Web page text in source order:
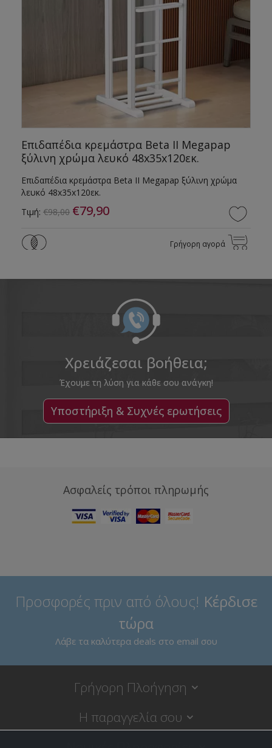
Επιδαπέδια κρεμάστρα Beta II Megapap
ξύλινη χρώμα λευκό 48x35x120εκ.
Επιδαπέδια κρεμάστρα Beta II Megapap ξύλινη χρώμα
λευκό 48x35x120εκ.
Τιμή: €98,00 €79,90
Γρήγορη αγορά
Χρειάζεσαι βοήθεια;
Έχουμε τη λύση για κάθε σου ανάγκη!
Υποστήριξη & Συχνές ερωτήσεις
Ασφαλείς τρόποι πληρωμής
Προσφορές πριν από όλους! Κέρδισε
τώρα
Λάβε τα καλύτερα deals στο email σου
Γρήγορη Πλοήγηση
Η παραγγελία σου